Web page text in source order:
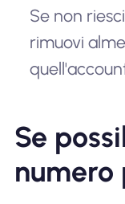
Se non
rimuovi
Se
numero